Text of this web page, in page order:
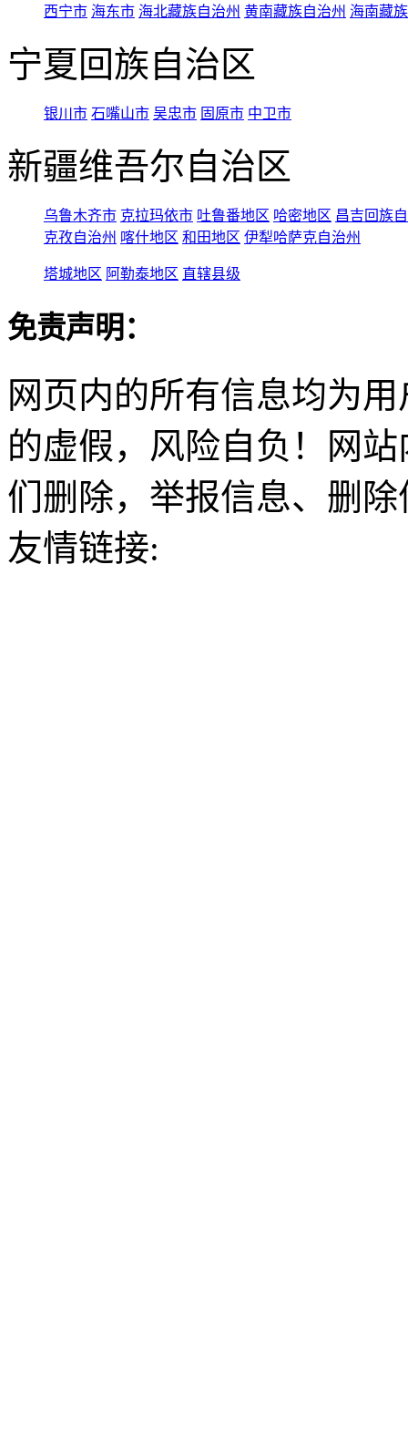
西宁市 海东市 海北藏族自治州 黄南藏族自治州 海南藏
宁夏回族自治区
银川市 石嘴山市 吴忠市 固原市 中卫市
新疆维吾尔自治区
乌鲁木齐市 克拉玛依市 吐鲁番地区 哈密地区 昌吉回族
克孜自治州 喀什地区 和田地区 伊犁哈萨克自治州
塔城地区 阿勒泰地区 直辖县级
免责声明：
网页内的所有信息均为
的虚假，风险自负！网
们删除，举报信息、删
友情链接: